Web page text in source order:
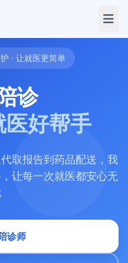
· 让就医更简单
诊
好帮手
取报告到药品配送，我
让每一次就医都安心无
诊师